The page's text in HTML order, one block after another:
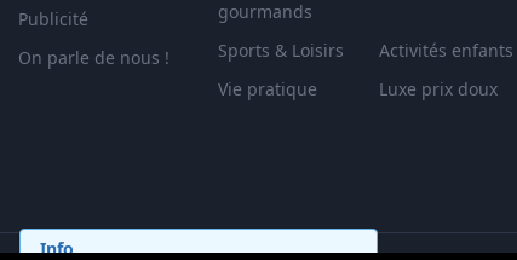
Publicité
On parle de nous !
gourmands
Sports & Loisirs
Activités enfants
Vie pratique
Luxe prix doux
Info